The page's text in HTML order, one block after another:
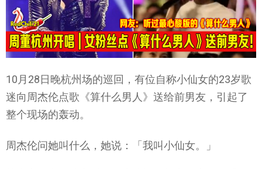
10月28日晚杭州场的巡回，有位自称小仙女的23岁歌
迷向周杰伦点歌《算什么男人》送给前男友，引起了
整个现场的轰动。
周杰伦问她叫什么，她说：「我叫小仙女。」